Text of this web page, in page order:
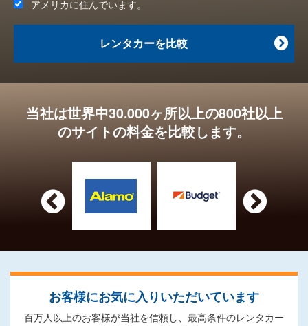
アメリカに住んでいます。

レンタカーを比較
当社は世界中30.000ヶ所以上の800社以上
のサイトの料金を比較します。
 
お客様にお気に入りいただいています
百万人以上のお客様が当社を信頼し、最高条件のレンタカー